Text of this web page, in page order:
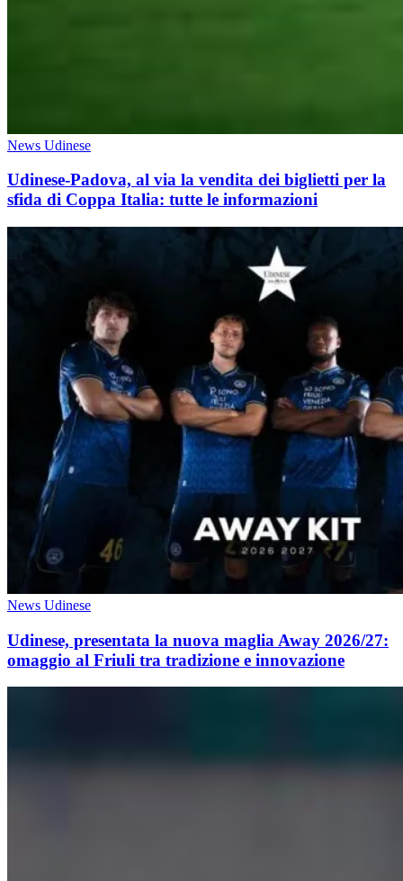
News Udinese
Udinese-Padova, al via la vendita dei biglietti per la
sfida di Coppa Italia: tutte le informazioni
News Udinese
Udinese, presentata la nuova maglia Away 2026/27:
omaggio al Friuli tra tradizione e innovazione